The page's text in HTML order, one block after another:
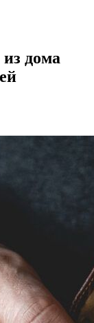
дома